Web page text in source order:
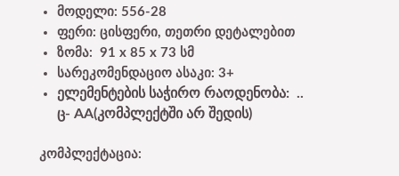
მოდელი: 556-28
ფერი: ცისფერი, თეთრი დეტალებით
ზომა: 91 x 85 x 73 სმ
სარეკომენდაციო ასაკი: 3+
ელემენტების საჭირო რაოდენობა: ..
ც- AA(კომპლექტში არ შედის)
კომპლექტაცია: